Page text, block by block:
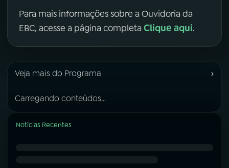
Para mais informações sobre a Ouvidoria da
EBC, acesse a página completa Clique aqui.
Veja mais do Programa ›
Carregando conteúdos...
Notícias Recentes